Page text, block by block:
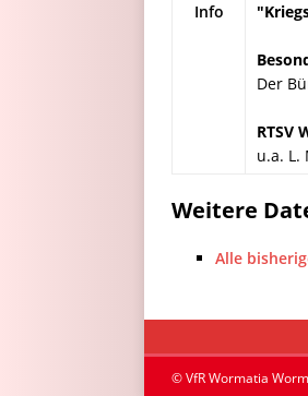
Info
Der
RTSV
u.a. L.
Weitere
Alle
© VfR Wormatia